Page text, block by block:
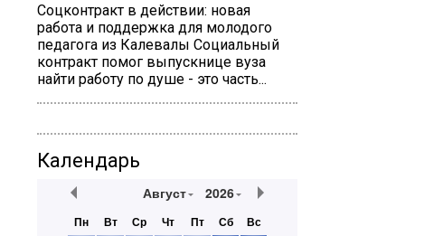
Соцконтракт в действии: новая
работа и поддержка для молодого
педагога из Калевалы Социальный
контракт помог выпускнице вуза
найти работу по душе - это часть...
Календарь
Август 2026
Пн Вт Ср Чт Пт Сб
Вс